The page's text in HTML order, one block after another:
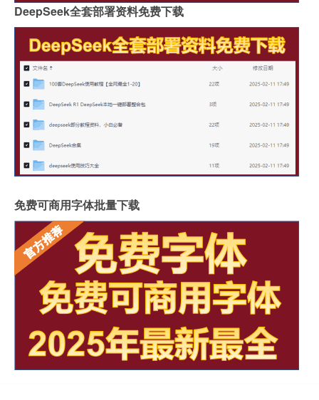
DeepSeek全套部署资料免费下载
免费可商用字体批量下载